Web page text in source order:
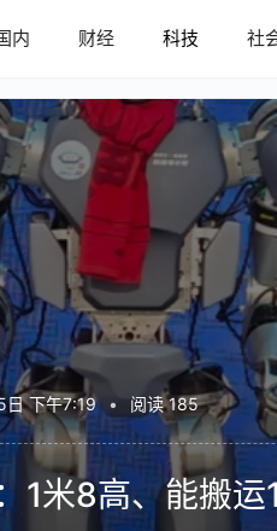
内 财经 科技 社
日 下午7:19 • 阅读 185
1米8高、能搬